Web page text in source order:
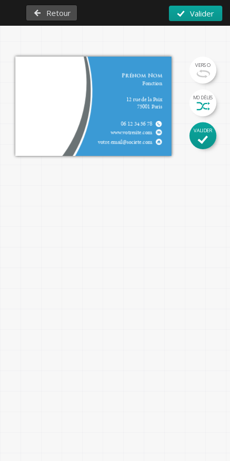
Retour Valider
VERSO
MODÈLES
VALIDER
Fonction
Prénom Nom
06 12 34 56 78
www.votresite.com
votre.email@societe.com
12 rue de la Paix
75001 Paris
www.votresite.com